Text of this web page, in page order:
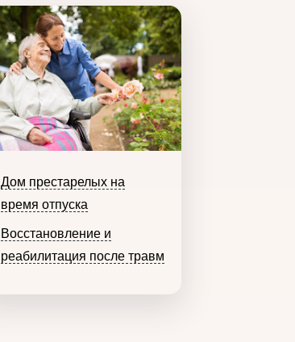
Дом престарелых на
время отпуска
Восстановление и
реабилитация после травм